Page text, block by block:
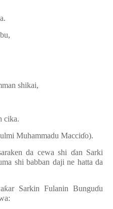
shikai,
cika.
Muhammadu Macciɗo).
da cewa shi ɗan Sarki
shi babban daji ne hatta da
ƙar Sarkin Fulanin Bunguɗu